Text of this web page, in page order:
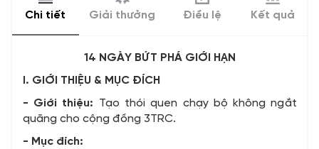
Chi tiết Giải thưởng Điều lệ Kết quả
14 NGÀY BỨT PHÁ GIỚI HẠN
I. GIỚI THIỆU & MỤC ĐÍCH
- Giới thiệu: Tạo thói quen chạy bộ không ngắt
quãng cho cộng đồng 3TRC.
- Mục đích: